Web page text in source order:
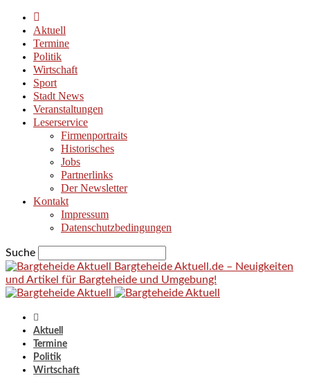
Aktuell
Termine
Politik
Wirtschaft
Sport
Stadt News
Veranstaltungen
Leserservice
Firmenportraits
Historisches
Jobs
Partnerlinks
Der Newsletter
Kontakt
Impressum
Datenschutzbedingungen
Suche
Bargteheide Aktuell.de – Neuigkeiten
und Artikel für Bargteheide und Umgebung!
Aktuell
Termine
Politik
Wirtschaft